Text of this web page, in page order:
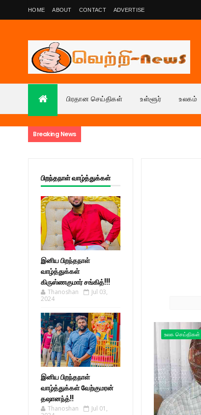
HOME ABOUT CONTACT ADVERTISE
பிரதான செய்திகள் உள்ளூர் உலகம்
Breaking News
பிறந்தநாள் வாழ்த்துக்கள்
இனிய பிறந்தநாள்
வாழ்த்துக்கள்
கிருஸ்ணகுமார் சங்கித்!!!
Thanoshan
Jul 03,
2024
இனிய பிறந்தநாள்
வாழ்த்துக்கள் வேற்குமரன்
தஷானந்த்!!
Thanoshan
Jul 01,
உலக செய்திகள்